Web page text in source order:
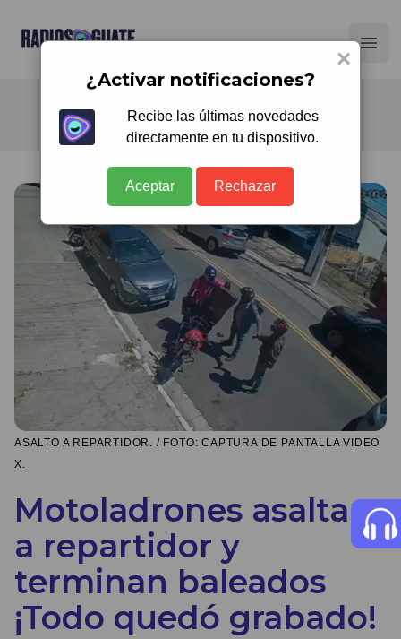
Radios Guate
ASALTO A REPARTIDOR. / FOTO: CAPTURA DE PANTALLA VIDEO
X.
Motoladrones asaltan
a repartidor y
terminan baleados
¡Todo quedó grabado!
×
¿Activar notificaciones?
Recibe las últimas novedades
directamente en tu dispositivo.
Aceptar Rechazar